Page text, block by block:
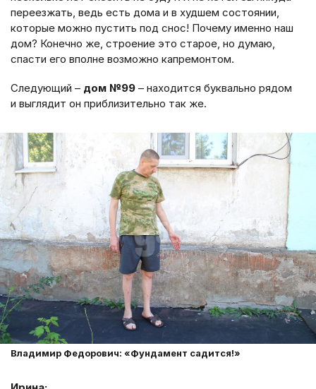
переезжать, ведь есть дома и в худшем состоянии,
которые можно пустить под снос! Почему именно наш
дом? Конечно же, строение это старое, но думаю,
спасти его вполне возможно капремонтом.
Следующий – дом №99 – находится буквально рядом
и выглядит он приблизительно так же.
Владимир Федорович: «Фундамент садится!»